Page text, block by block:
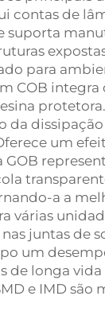
contas de
suporta
para
COB
da
um
GOB
a a
várias
juntas de
um
de longa
e IMD